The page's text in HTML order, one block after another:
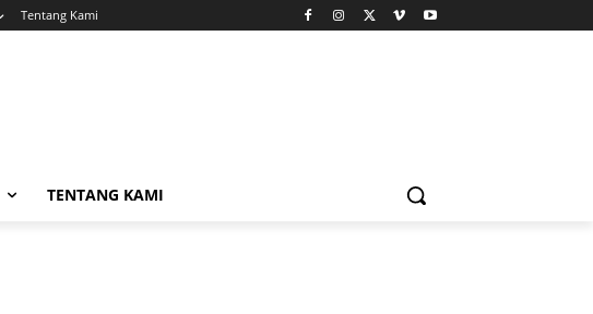
Tentang Kami
TENTANG KAMI